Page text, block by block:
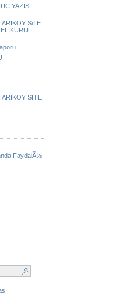
YAZISI
SiTE
KURUL
ARIKOY SITE
FaydalÃ½